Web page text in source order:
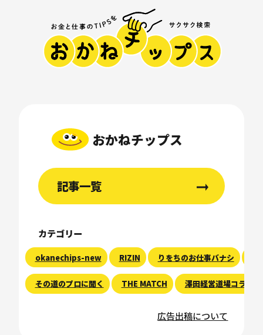
おかねチップス
記事一覧
カテゴリー
okanechips-new RIZIN りをちのお仕事バナシ
その道のプロに聞く THE MATCH 澤田経営道場コラム
広告出稿について